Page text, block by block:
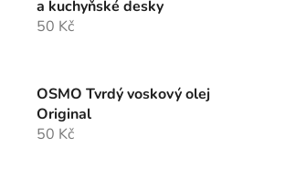
a kuchyňské desky
50 Kč
OSMO Tvrdý voskový olej
Original
50 Kč